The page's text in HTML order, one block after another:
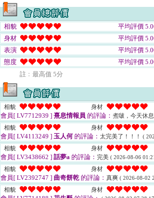
相貌
平均評價
身材
平均評價
表演
平均評價
態度
平均評價
註﹕最高值 5分
相貌 身材
會員[ LV7712939 ] 熹息情報員 的評論： 煮啵，今天休
相貌
身材
會員[ LV4113249 ] 玉人何 的評論： 太完美了！！！ (
相貌 身材
會員[ LV3438662 ] 話夢a 的評論： 完美 ( 2026-08-06
相貌 身材
會員[ LV2392747 ] 曲奇餅乾 的評論： 真爽 ( 2026-08-02
相貌 身材